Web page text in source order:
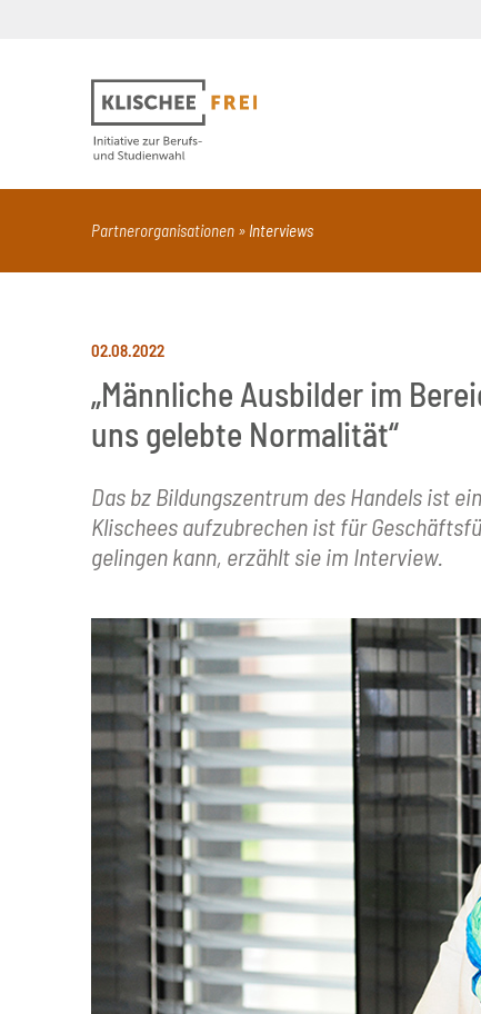
Suchbegriff
Partnerorganisationen Interviews
02.08.2022
„Männliche Ausbilder im
uns gelebte Normalität“
Das bz Bildungszentrum des Handels ist
Klischees aufzubrechen ist für
gelingen kann, erzählt sie im Interview.